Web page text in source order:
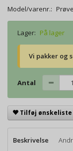
Model/varenr.:
Lager: På lager
Vi pakker og
Antal
Tilføj ønskeliste
Beskrivelse